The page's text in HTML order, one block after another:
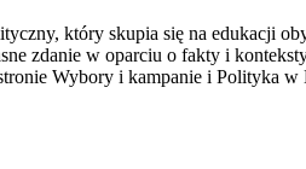
który skupia się na edukacji
zdanie w oparciu o fakty i
Wybory i kampanie i Polityka